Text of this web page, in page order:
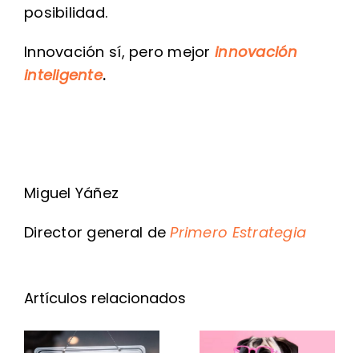
posibilidad.
Innovación sí, pero mejorinnovación
inteligente.
Miguel Yáñez
Director general dePrimero Estrategia
Artículos relacionados
El retail
que solo
estrategia